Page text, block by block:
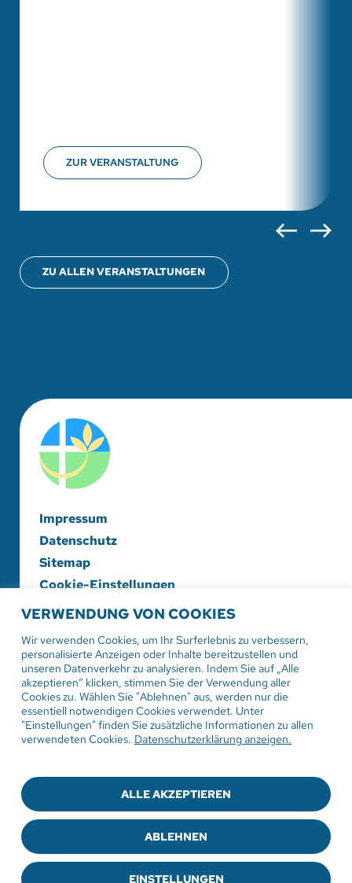
VERWENDUNG VON COOKIES
Wir verwenden Cookies, um Ihr Surferlebnis zu verbessern,
personalisierte Anzeigen oder Inhalte bereitzustellen und
unseren Datenverkehr zu analysieren. Indem Sie auf „Alle
akzeptieren“ klicken, stimmen Sie der Verwendung aller
Cookies zu. Wählen Sie "Ablehnen" aus, werden nur die
essentiell notwendigen Cookies verwendet. Unter
"Einstellungen" finden Sie zusätzliche Informationen zu allen
verwendeten Cookies. Datenschutzerklärung anzeigen.
EINSTELLUNGEN
ABLEHNEN
ALLE AKZEPTIEREN
ZUR VERANSTALTUNG
ZU ALLEN VERANSTALTUNGEN
Impressum
Datenschutz
Sitemap
Cookie-Einstellungen
Evangelische Diakonieschwesternschaft
Herrenberg-Korntal e. V.
Hildrizhauser Str. 29
71083 Herrenberg
Tel:07032 206-0
Mail: info@evdiak.de
Sie haben Fragen zur Medizinproduktesicherheit?
Schreiben Sie uns anmedizinprodukte@evdiak.de